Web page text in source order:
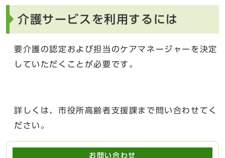
介護サービスを利用するには
要介護の認定および担当のケアマネージャーを決定
していただくことが必要です。
詳しくは、市役所高齢者支援課まで問い合わせてく
ださい。
お問い合わせ